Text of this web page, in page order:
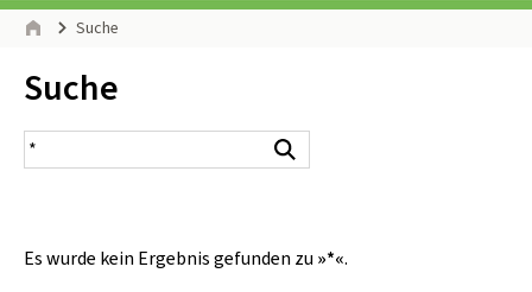
Seitenpfad
Suche
Inhalt:
Suche
Suchergebnis
Es wurde kein Ergebnis gefunden zu »*«.